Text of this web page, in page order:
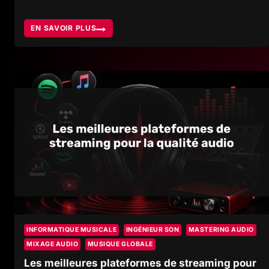
EN SAVOIR PLUS
CABINE
D’ENREGISTREMENT,
SONORE
INFORMATIQUE MUSICALE INGÉNIEUR SON
MASTERING AUDIO
MIXAGE AUDIO
MUSIQUE GLOBALE
Les meilleures plateformes de streaming pour